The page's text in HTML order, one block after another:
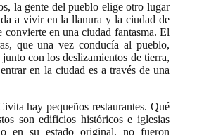
la gente del pueblo elige otro lugar
a vivir en la llanura y la ciudad de
convierte en una ciudad fantasma. El
que una vez conducía al pueblo,
con los deslizamientos de tierra,
en la ciudad es a través de una
hay pequeños restaurantes. Qué
son edificios históricos e iglesias
en su estado original, no fueron